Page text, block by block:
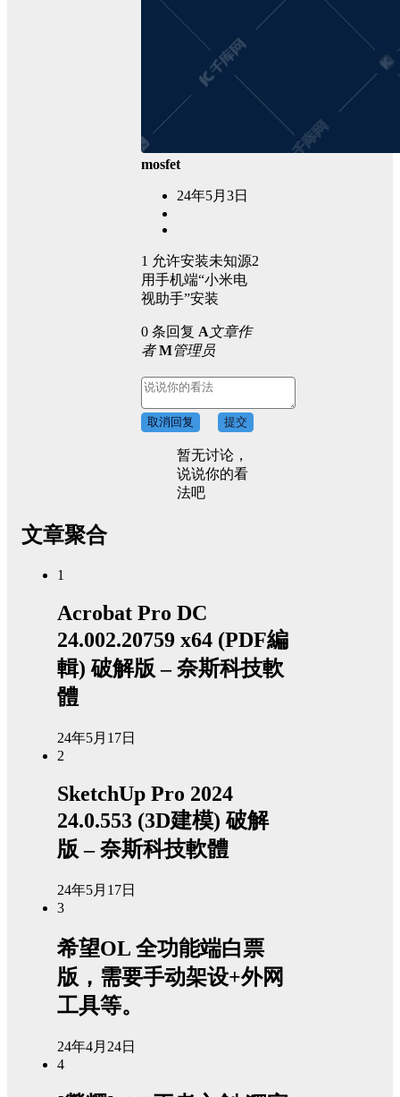
mosfet
24年5月3日
1 允许安装未知源2
用手机端“小米电
视助手”安装
0 条回复 A文章作
者 M管理员
取消回复 提交
暂无讨论，
说说你的看
法吧
文章聚合
1
Acrobat Pro DC
24.002.20759 x64 (PDF編
輯) 破解版 – 奈斯科技軟
體
24年5月17日
2
SketchUp Pro 2024
24.0.553 (3D建模) 破解
版 – 奈斯科技軟體
24年5月17日
3
希望OL 全功能端白票
版，需要手动架设+外网
工具等。
24年4月24日
4